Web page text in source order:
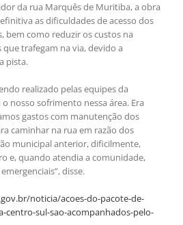
da rua Marquês de Muritiba, a obra
as dificuldades de acesso dos
bem como reduzir os custos na
trafegam na via, devido a
pista.
realizado pelas equipes da
nosso sofrimento nessa área. Era
gastos com manutenção dos
caminhar na rua em razão dos
municipal anterior, dificilmente,
e, quando atendia a comunidade,
disse.
noticia/acoes-do-pacote-de-
centro-sul-sao-acompanhados-pelo-